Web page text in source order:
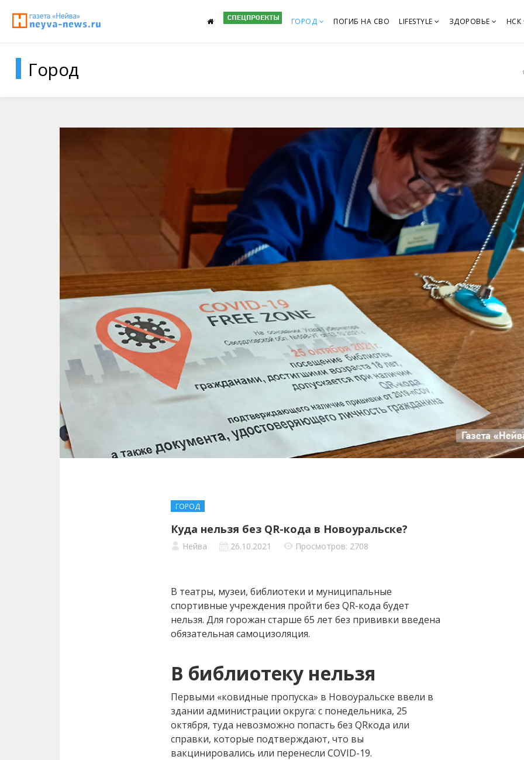
ГОРОД ПОГИБ НА СВО LIFESTYLE ЗДОРОВЬЕ НСК
Город
ГОРОД
Куда нельзя без QR-кода в Новоуральске?
Нейва 26.10.2021 Просмотров: 2708
В театры, музеи, библиотеки и муниципальные
спортивные учреждения пройти без QR-кода будет
нельзя. Для горожан старше 65 лет без прививки введена
обязательная самоцизоляция.
В библиотеку нельзя
Первыми «ковидные пропуска» в Новоуральске ввели в
здании администрации округа: с понедельника, 25
октября, туда невозможно попасть без QR­кода или
справки, которые подтверждают, что вы
вакцинировались или перенесли COVID­-19.